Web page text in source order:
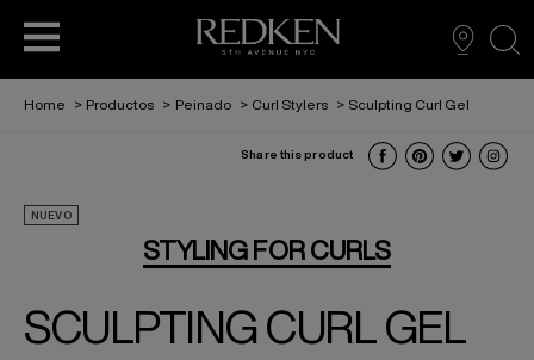
ARTÍCULOS PARA SALONES
PROFESIONALES
ABC
Home > Productos > Peinado > Curl Stylers > Sculpting Curl Gel
Share this product
NUEVO
STYLING FOR CURLS
SCULPTING CURL GEL